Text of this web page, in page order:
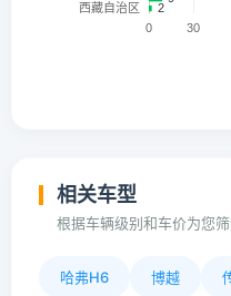
相关车型
根据车辆级别和车价为您
哈弗H6 博越